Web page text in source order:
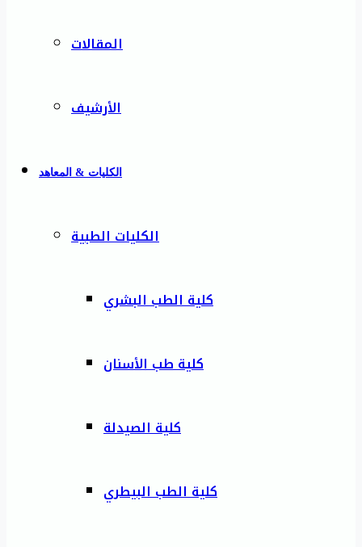
المقالات
الأرشيف
الكليات & المعاهد
الكليات الطبية
كلية الطب البشري
كلية طب الأسنان
كلية الصيدلة
كلية الطب البيطري